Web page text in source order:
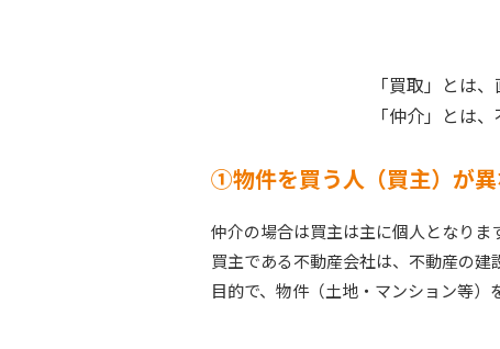
「買取」とは
「仲介」とは
①物件を買う人（買主）が異
仲介の場合は買主は主に個人となりま
買主である不動産会社は、不動産の
目的で、物件（土地・マンション等）